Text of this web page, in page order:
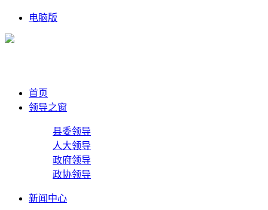
电脑版
首页
领导之窗
县委领导
人大领导
政府领导
政协领导
新闻中心